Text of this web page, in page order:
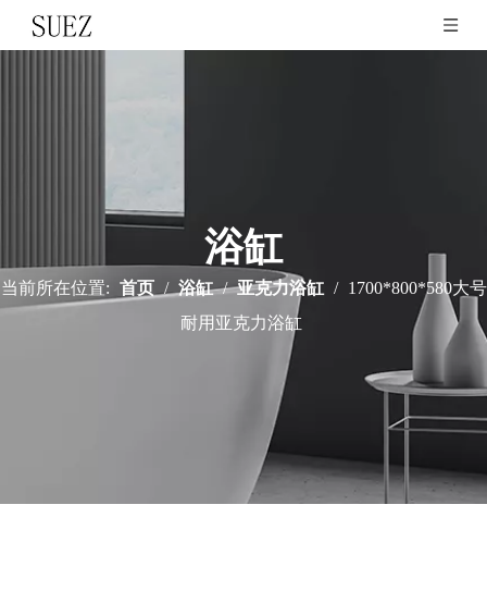
浴缸
当前所在位置: 首页 / 浴缸 / 亚克力浴缸 / 1700*800*580大号
耐用亚克力浴缸